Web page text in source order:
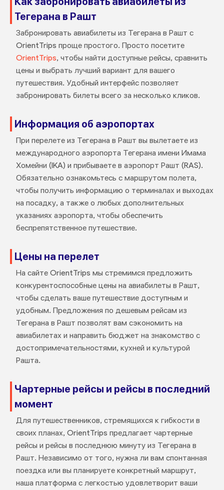
Тегерана в Рашт
Забронировать авиабилеты из Тегерана в Рашт с
OrientTrips проще простого. Просто посетите
OrientTrips, чтобы найти доступные рейсы, сравнить
цены и выбрать лучший вариант для вашего
путешествия. Удобный интерфейс позволяет
забронировать билеты всего за несколько кликов.
Информация об аэропортах
При перелете из Тегерана в Рашт вы вылетаете из
международного аэропорта Тегерана имени Имама
Хомейни (IKA) и прибываете в аэропорт Рашт (RAS).
Обязательно ознакомьтесь с маршрутом полета,
чтобы получить информацию о терминалах и выходах
на посадку, а также о любых дополнительных
указаниях аэропорта, чтобы обеспечить
беспрепятственное путешествие.
Цены на перелет
На сайте OrientTrips мы стремимся предложить
конкурентоспособные цены на авиабилеты в Рашт,
чтобы сделать ваше путешествие доступным и
удобным. Предложения по дешевым рейсам из
Тегерана в Рашт позволят вам сэкономить на
авиабилетах и направить бюджет на знакомство с
достопримечательностями, кухней и культурой
Рашта.
Чартерные рейсы и рейсы в последний
момент
Для путешественников, стремящихся к гибкости в
своих планах, OrientTrips предлагает чартерные
рейсы и рейсы в последнюю минуту из Тегерана в
Рашт. Независимо от того, нужна ли вам спонтанная
поездка или вы планируете конкретный маршрут,
наша платформа с легкостью удовлетворит ваши